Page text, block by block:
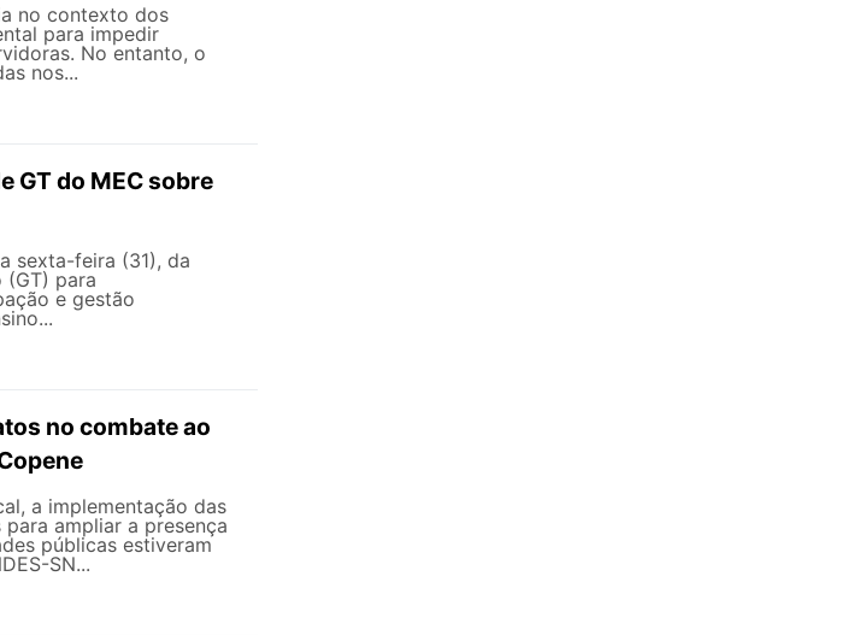
no contexto dos
para impedir
No entanto, o
nos...
GT do MEC sobre
sexta-feira (31), da
(GT) para
e gestão
no combate ao
a implementação das
ampliar a presença
públicas estiveram
SN...